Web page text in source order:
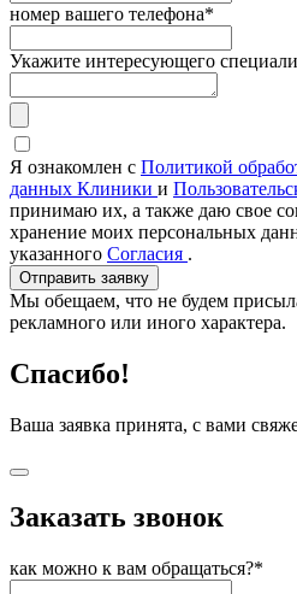
номер вашего телефона*
Укажите интересующего
Я ознакомлен с Политикой
данных Клиники и
принимаю их, а также даю свое
хранение моих персональных
указанного Согласия .
Отправить заявку
Мы обещаем, что не будем
рекламного или иного характера.
Спасибо!
Ваша заявка принята, с вами
Заказать звонок
как можно к вам обращаться?*